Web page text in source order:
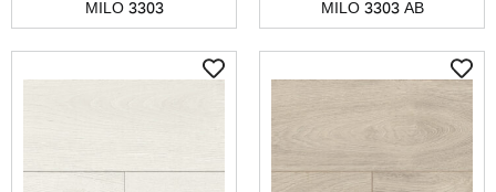
MILO 3303 AB
MILO 3303